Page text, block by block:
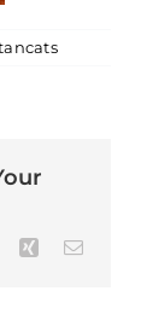
a Celler
XingEmail